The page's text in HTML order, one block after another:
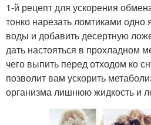
1-й рецепт для ускорения
тонко нарезать ломтиками одно
воды и добавить десертную
дать настояться в прохладном
чего выпить перед отходом ко
позволит вам ускорить
организма лишнюю жидкость и